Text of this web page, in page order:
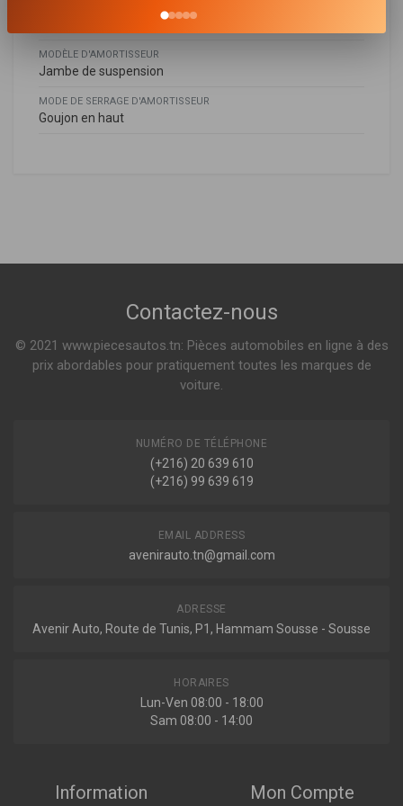
MODÈLE D'AMORTISSEUR
Jambe de suspension
MODE DE SERRAGE D'AMORTISSEUR
Goujon en haut
Voir plus
Contactez-nous
© 2021 www.piecesautos.tn: Pièces automobiles en ligne à des
prix abordables pour pratiquement toutes les marques de
voiture.
NUMÉRO DE TÉLÉPHONE
(+216) 20 639 610
(+216) 99 639 619
EMAIL ADDRESS
avenirauto.tn@gmail.com
ADRESSE
Avenir Auto, Route de Tunis, P1, Hammam Sousse - Sousse
HORAIRES
Lun-Ven 08:00 - 18:00
Sam 08:00 - 14:00
Information Mon Compte